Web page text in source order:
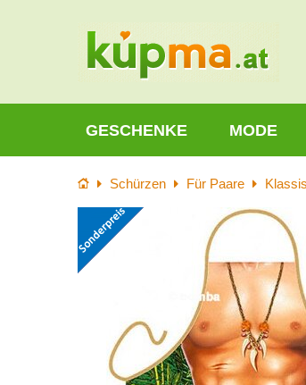
GESCHENKE MODE
StartseiteSchürzen Für Paare